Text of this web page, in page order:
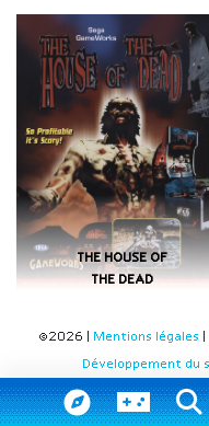
THE HOUSE OF
THE DEAD
©2026 | Mentions légales
Développement du